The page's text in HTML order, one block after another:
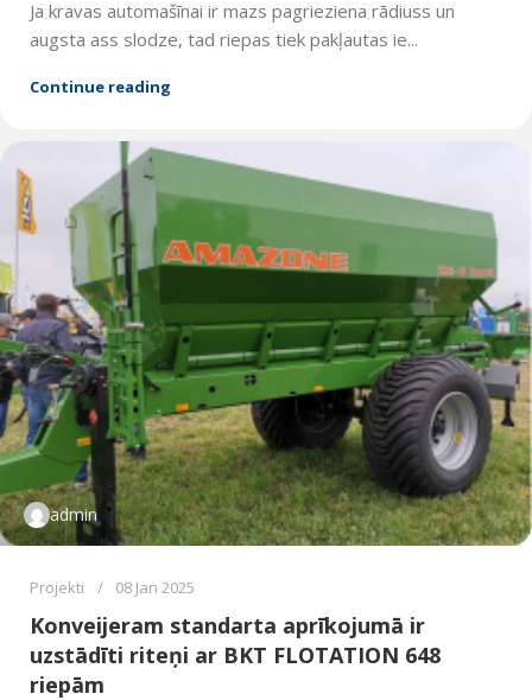
Ja kravas automašīnai ir mazs pagrieziena rādiuss un
augsta ass slodze, tad riepas tiek pakļautas ie...
Continue reading
admin
Projekti 08 Jan 2025
Konveijeram standarta aprīkojumā ir
uzstādīti riteņi ar BKT FLOTATION 648
riepām